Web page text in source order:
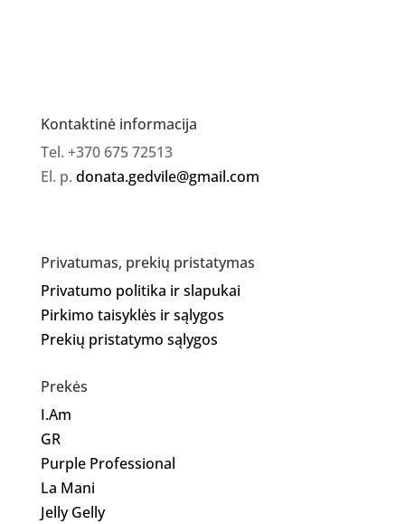
Kontaktinė informacija
Tel. +370 675 72513
El. p. donata.gedvile@gmail.com
Privatumas, prekių pristatymas
Privatumo politika ir slapukai
Pirkimo taisyklės ir sąlygos
Prekių pristatymo sąlygos
Prekės
I.Am
GR
Purple Professional
La Mani
Jelly Gelly